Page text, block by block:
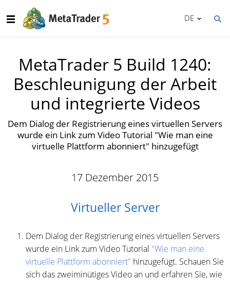
DE
MetaTrader 5 Build 1240:
Beschleunigung der Arbeit
und integrierte Videos
Dem Dialog der Registrierung eines virtuellen Servers
wurde ein Link zum Video Tutorial "Wie man eine
virtuelle Plattform abonniert" hinzugefügt
17 Dezember 2015
Virtueller Server
Dem Dialog der Registrierung eines virtuellen Servers
wurde ein Link zum Video Tutorial "Wie man eine
virtuelle Plattform abonniert" hinzugefügt. Schauen Sie
sich das zweiminütiges Video an und erfahren Sie, wie